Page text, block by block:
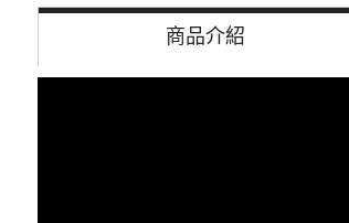
商品介紹